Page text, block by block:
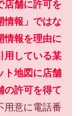
店舗に許可を
情報」ではな
情報を理由に
用している某
ト地図に店舗
の許可を得て
用意に電話番